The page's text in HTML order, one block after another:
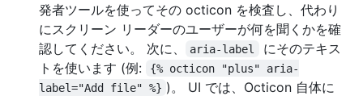
発者ツールを使ってその octicon を検査し、代わり
にスクリーン リーダーのユーザーが何を聞くかを確
認してください。 次に、
aria-label
にそのテキス
トを使います (例:
{% octicon "plus" aria-
label="Add file" %} )。 UI では、Octicon 自体に